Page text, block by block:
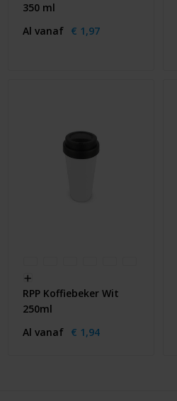
350 ml
Al vanaf € 1,97
RPP Koffiebeker Wit
250ml
Al vanaf € 1,94